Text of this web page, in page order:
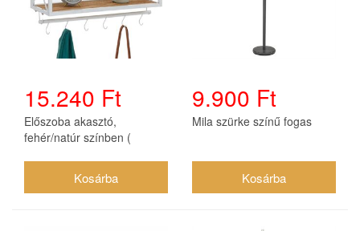
15.240 Ft
Előszoba akasztó,
fehér/natúr színben (
9.900 Ft
Mila szürke színű fogas